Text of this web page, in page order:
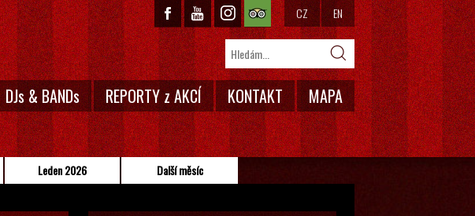
DJs & BANDs REPORTY z AKCÍ KONTAKT MAPA
CZ EN
Leden 2026 Další měsíc